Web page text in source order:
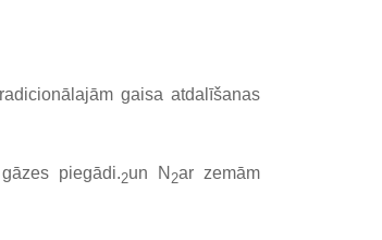
gaisa atdalīšanas
piegādi.2un N 2ar zemām